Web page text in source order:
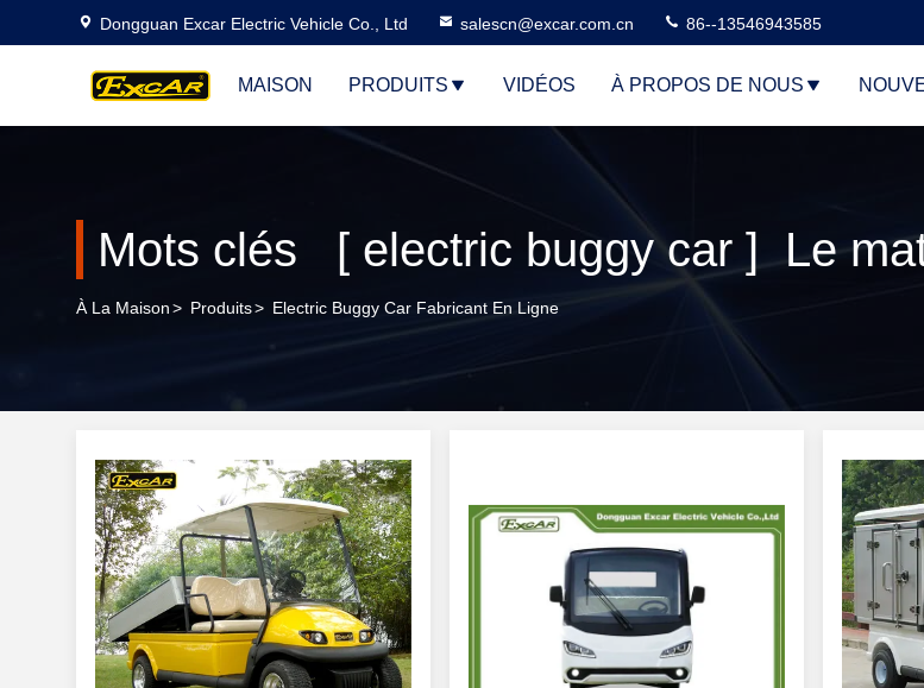
Dongguan Excar Electric Vehicle Co., Ltd salescn@excar.com.cn 86--13546943585
MAISON PRODUITS VIDÉOS À PROPOS DE NOUS
Mots clés [ electric buggy car ] Le
À La Maison> Produits> Electric Buggy Car Fabricant En Ligne